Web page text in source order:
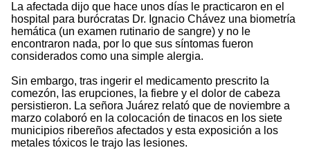
La afectada dijo que hace unos días le practicaron en el
hospital para burócratas Dr. Ignacio Chávez una biometría
hemática (un examen rutinario de sangre) y no le
encontraron nada, por lo que sus síntomas fueron
considerados como una simple alergia.
Sin embargo, tras ingerir el medicamento prescrito la
comezón, las erupciones, la fiebre y el dolor de cabeza
persistieron. La señora Juárez relató que de noviembre a
marzo colaboró en la colocación de tinacos en los siete
municipios ribereños afectados y esta exposición a los
metales tóxicos le trajo las lesiones.